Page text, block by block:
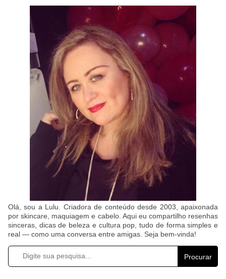
Olá, sou a Lulu. Criadora de conteúdo desde 2003, apaixonada
por skincare, maquiagem e cabelo. Aqui eu compartilho resenhas
sinceras, dicas de beleza e cultura pop, tudo de forma simples e
real — como uma conversa entre amigas. Seja bem-vinda!
Procurar